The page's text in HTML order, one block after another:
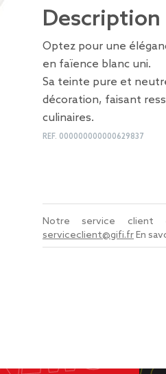
Optez pour une
en faïence blanc uni.
Sa teinte pure et
décoration, faisant
culinaires.
REF. 000000000000629837
Notre service
serviceclient@gifi.frEn